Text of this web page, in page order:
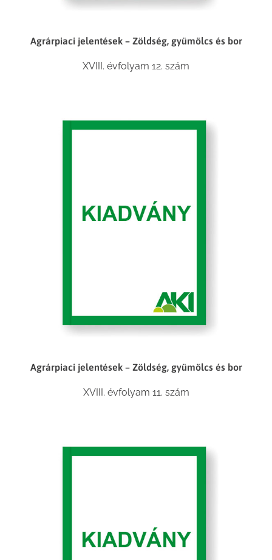
Agrárpiaci jelentések – Zöldség, gyümölcs és bor
XVIII. évfolyam 12. szám
Agrárpiaci jelentések – Zöldség, gyümölcs és bor
XVIII. évfolyam 11. szám